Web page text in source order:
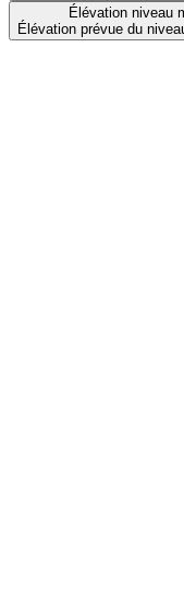
Élévation niveau
Élévation prévue du